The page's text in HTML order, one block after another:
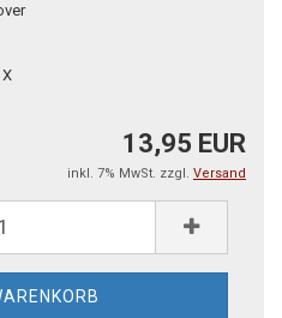
13,95 EUR
inkl. 7% MwSt. zzgl. Versand